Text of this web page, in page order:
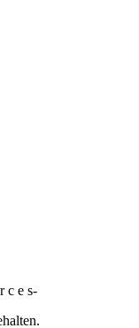
e s-